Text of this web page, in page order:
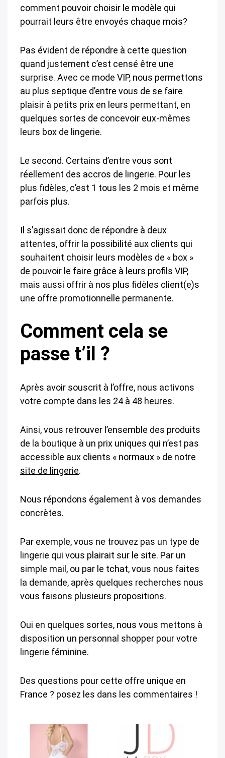
comment pouvoir choisir le modèle qui
pourrait leurs être envoyés chaque mois?
Pas évident de répondre à cette question
quand justement c’est censé être une
surprise. Avec ce mode VIP, nous permettons
au plus septique d’entre vous de se faire
plaisir à petits prix en leurs permettant, en
quelques sortes de concevoir eux-mêmes
leurs box de lingerie.
Le second. Certains d’entre vous sont
réellement des accros de lingerie. Pour les
plus fidèles, c’est 1 tous les 2 mois et même
parfois plus.
Il s’agissait donc de répondre à deux
attentes, offrir la possibilité aux clients qui
souhaitent choisir leurs modèles de « box »
de pouvoir le faire grâce à leurs profils VIP,
mais aussi offrir à nos plus fidèles client(e)s
une offre promotionnelle permanente.
Comment cela se
passe t’il ?
Après avoir souscrit à l’offre, nous activons
votre compte dans les 24 à 48 heures.
Ainsi, vous retrouver l’ensemble des produits
de la boutique à un prix uniques qui n’est pas
accessible aux clients « normaux » de notre
site de lingerie.
Nous répondons également à vos demandes
concrètes.
Par exemple, vous ne trouvez pas un type de
lingerie qui vous plairait sur le site. Par un
simple mail, ou par le tchat, vous nous faites
la demande, après quelques recherches nous
vous faisons plusieurs propositions.
Oui en quelques sortes, nous vous mettons à
disposition un personnal shopper pour votre
lingerie féminine.
Des questions pour cette offre unique en
France ? posez les dans les commentaires !